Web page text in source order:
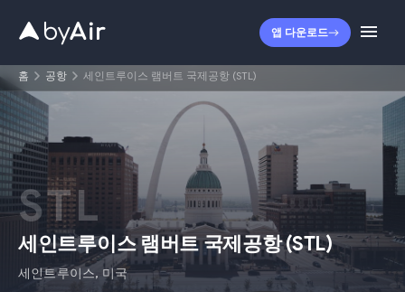
앱 다운로드
홈 공항 세인트루이스 램버트 국제공항 (STL)
STL
세인트루이스 램버트 국제공항(STL)
세인트루이스, 미국